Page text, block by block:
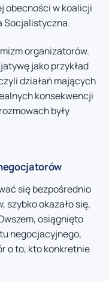
obecności w koalicji
Socjalistyczna.
organizatorów.
jako przykład
działań mających
konsekwencji
były
się bezpośrednio
szybko okazało się,
osiągnięto
negocjacyjnego,
o to, kto konkretnie